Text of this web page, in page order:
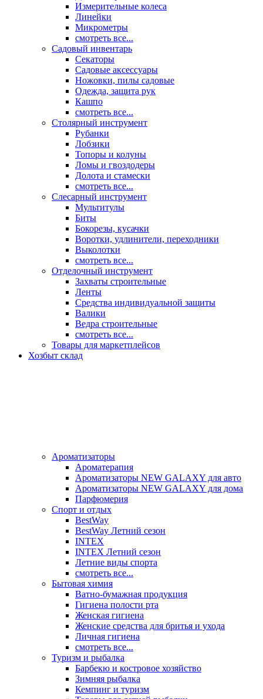
Измерительные колеса
Линейки
Микрометры
смотреть все...
Садовый инвентарь
Секаторы
Садовые аксессуары
Ножовки, пилы садовые
Одежда, защита рук
Кашпо
смотреть все...
Столярный инструмент
Рубанки
Лобзики
Топоры и колуны
Ломы и гвоздодеры
Долота и стамески
смотреть все...
Слесарный инструмент
Мультитулы
Биты
Бокорезы, кусачки
Воротки, удлинители, переходники
Выколотки
смотреть все...
Отделочный инструмент
Захваты строительные
Ленты
Средства индивидуальной защиты
Валики
Ведра строительные
смотреть все...
Товары для маркетплейсов
Хозбыт склад
Ароматизаторы
Ароматерапия
Ароматизаторы NEW GALAXY для авто
Ароматизаторы NEW GALAXY для дома
Парфюмерия
Спорт и отдых
BestWay
BestWay Летний сезон
INTEX
INTEX Летний сезон
Летние виды спорта
смотреть все...
Бытовая химия
Ватно-бумажная продукция
Гигиена полости рта
Женская гигиена
Женские средства для бритья и ухода
Личная гигиена
смотреть все...
Туризм и рыбалка
Барбекю и костровое хозяйство
Зимняя рыбалка
Кемпинг и туризм